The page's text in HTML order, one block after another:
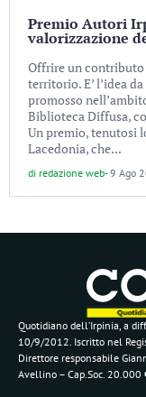
Premio Autori
valorizzazione
Offrire un contributo
territorio. E’ l’idea
promosso
Biblioteca Diffusa,
Un premio, tenutosi
Lacedonia, che...
di redazione web-9 Ago
Quotidiano dell’Irpinia, a
10/9/2012. Iscritto nel
Direttore responsabile
Avellino – Cap.Soc. 20.000